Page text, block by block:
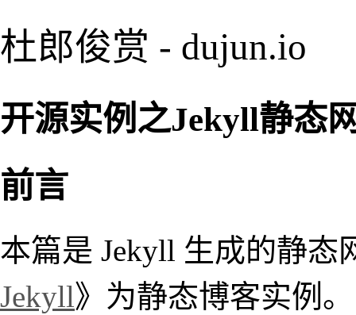
杜郎俊赏 - dujun.io
开源实例之Jekyll静态
前言
本篇是 Jekyll 生成的静态
Jekyll》为静态博客实例。